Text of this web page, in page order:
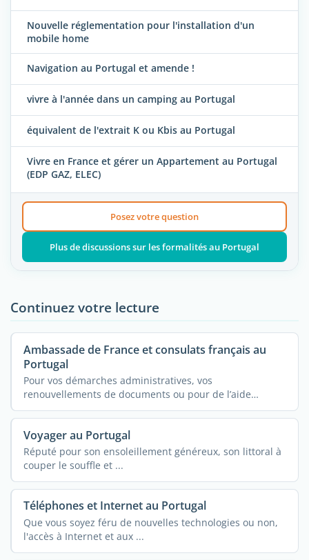
Nouvelle réglementation pour l'installation d'un
mobile home
Navigation au Portugal et amende !
vivre à l'année dans un camping au Portugal
équivalent de l'extrait K ou Kbis au Portugal
Vivre en France et gérer un Appartement au Portugal
(EDP GAZ, ELEC)
Posez votre question
Plus de discussions sur les formalités au Portugal
Continuez votre lecture
Ambassade de France et consulats français au
Portugal
Pour vos démarches administratives, vos
renouvellements de documents ou pour de l’aide
francophone, ...
Voyager au Portugal
Réputé pour son ensoleillement généreux, son littoral à
couper le souffle et ...
Téléphones et Internet au Portugal
Que vous soyez féru de nouvelles technologies ou non,
l'accès à Internet et aux ...